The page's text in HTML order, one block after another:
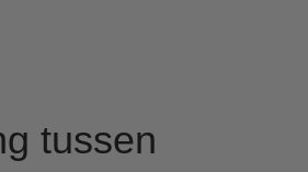
tussen